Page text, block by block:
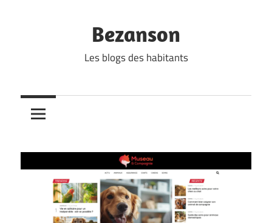
Bezanson
Les blogs des habitants